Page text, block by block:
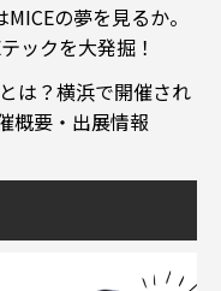
の夢を見るか。
ックを大発掘！
は？横浜で開催され
概要・出展情報